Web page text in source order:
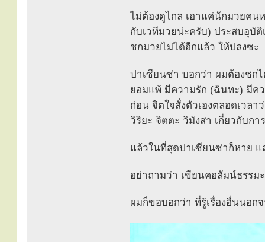
ไม่ต้องดูไกล เอาแค่นักมวยคน
กับเวทีมวยน่ะครับ) ประสบอุบั
ชกมวยไม่ได้อีกแล้ว ให้ปลงซะ
ปาเซียนซ่า บอกว่า ผมต้องชก
ยอมแพ้ มีความรัก (ฉันทะ) มีค
ก่อน จิตใจสั่งตัวเองตลอดเวล
วิริยะ จิตตะ วิมังสา เกี่ยวกับก
แล้วในที่สุดปาเซียนซ่าก็หาย
อย่าถามว่า เขียนคอลัมน์ธรรม
ผมก็ขอบอกว่า ที่รู้เรื่องอื่นนอก